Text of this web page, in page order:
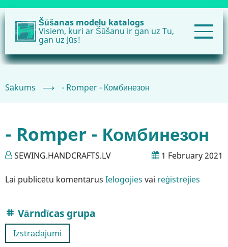
Pārlekt
uz
galveno
Šūšanas modeļu katalogs
Visiem, kuri ar Šūšanu ir gan uz Tu,
gan uz Jūs!
Sākums ⟶ - Romper - Комбинезон
- Romper - Комбинезон
SEWING.HANDCRAFTS.LV 1 February 2021
Lai publicētu komentārus Ielogojies vai reģistrējies
Vārndīcas grupa
Izstrādājumi